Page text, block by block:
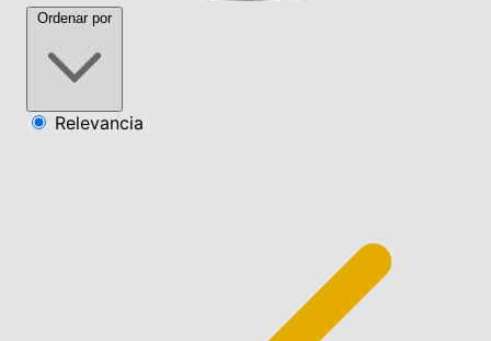
Ordenar por
Relevancia